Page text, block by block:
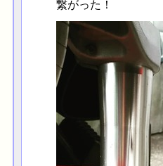
繋がった！